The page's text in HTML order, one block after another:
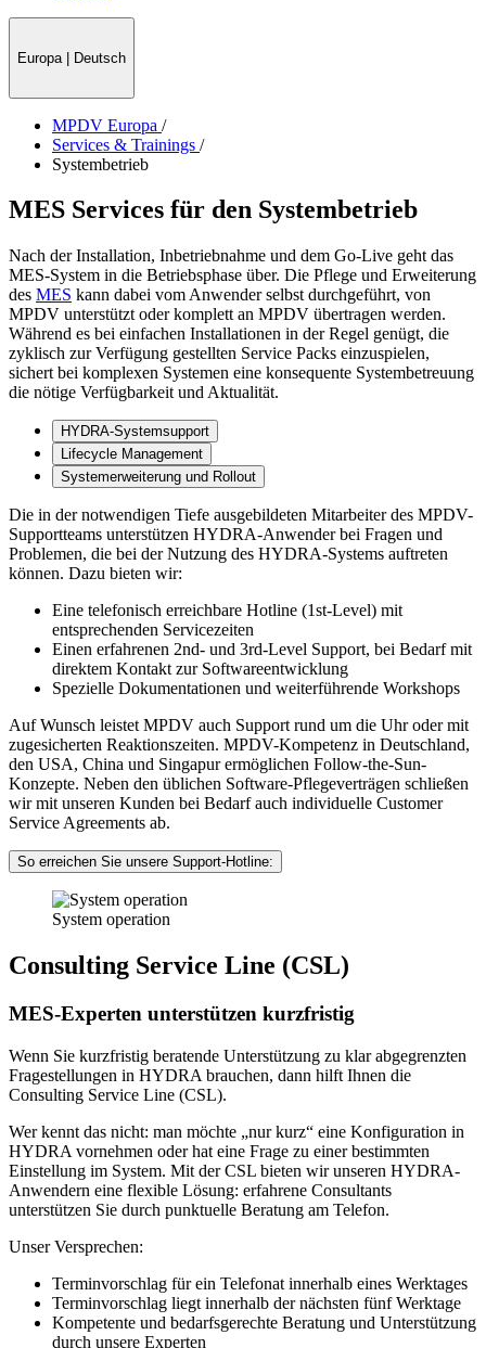
Europa | Deutsch
MPDV Europa /
Services & Trainings /
Systembetrieb
MES Services für den Systembetrieb
Nach der Installation, Inbetriebnahme und dem Go-Live geht das
MES-System in die Betriebsphase über. Die Pflege und Erweiterung
des MES kann dabei vom Anwender selbst durchgeführt, von
MPDV unterstützt oder komplett an MPDV übertragen werden.
Während es bei einfachen Installationen in der Regel genügt, die
zyklisch zur Verfügung gestellten Service Packs einzuspielen,
sichert bei komplexen Systemen eine konsequente Systembetreuung
die nötige Verfügbarkeit und Aktualität.
HYDRA-Systemsupport
Lifecycle Management
Systemerweiterung und Rollout
Die in der notwendigen Tiefe ausgebildeten Mitarbeiter des MPDV-
Supportteams unterstützen HYDRA-Anwender bei Fragen und
Problemen, die bei der Nutzung des HYDRA-Systems auftreten
können. Dazu bieten wir:
Eine telefonisch erreichbare Hotline (1st-Level) mit
entsprechenden Servicezeiten
Einen erfahrenen 2nd- und 3rd-Level Support, bei Bedarf mit
direktem Kontakt zur Softwareentwicklung
Spezielle Dokumentationen und weiterführende Workshops
Auf Wunsch leistet MPDV auch Support rund um die Uhr oder mit
zugesicherten Reaktionszeiten. MPDV-Kompetenz in Deutschland,
den USA, China und Singapur ermöglichen Follow-the-Sun-
Konzepte. Neben den üblichen Software-Pflegeverträgen schließen
wir mit unseren Kunden bei Bedarf auch individuelle Customer
Service Agreements ab.
So erreichen Sie unsere Support-Hotline:
System operation
Consulting Service Line (CSL)
MES-Experten unterstützen kurzfristig
Wenn Sie kurzfristig beratende Unterstützung zu klar abgegrenzten
Fragestellungen in HYDRA brauchen, dann hilft Ihnen die
Consulting Service Line (CSL).
Wer kennt das nicht: man möchte „nur kurz“ eine Konfiguration in
HYDRA vornehmen oder hat eine Frage zu einer bestimmten
Einstellung im System. Mit der CSL bieten wir unseren HYDRA-
Anwendern eine flexible Lösung: erfahrene Consultants
unterstützen Sie durch punktuelle Beratung am Telefon.
Unser Versprechen:
Terminvorschlag für ein Telefonat innerhalb eines Werktages
Terminvorschlag liegt innerhalb der nächsten fünf Werktage
Kompetente und bedarfsgerechte Beratung und Unterstützung
durch unsere Experten